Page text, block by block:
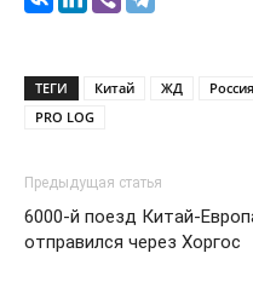
ТЕГИ Китай ЖД Россия
PRO LOG
Предыдущая статья
6000-й поезд Китай-
отправился через Хоргос